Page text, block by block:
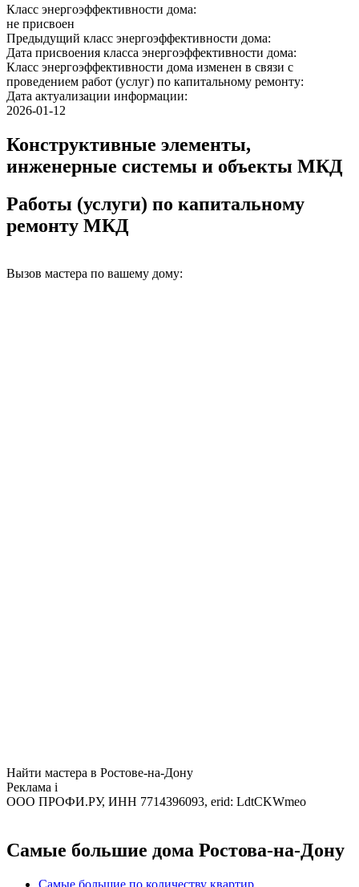
Класс энергоэффективности дома:
не присвоен
Предыдущий класс энергоэффективности дома:
Дата присвоения класса энергоэффективности дома:
Класс энергоэффективности дома изменен в связи с
проведением работ (услуг) по капитальному ремонту:
Дата актуализации информации:
2026-01-12
Конструктивные элементы,
инженерные системы и объекты МКД
Работы (услуги) по капитальному
ремонту МКД
Вызов мастера по вашему дому:
Найти мастера в Ростове-на-Дону
Реклама i
ООО ПРОФИ.РУ, ИНН 7714396093, erid: LdtCKWmeo
Самые большие дома Ростова-на-Дону